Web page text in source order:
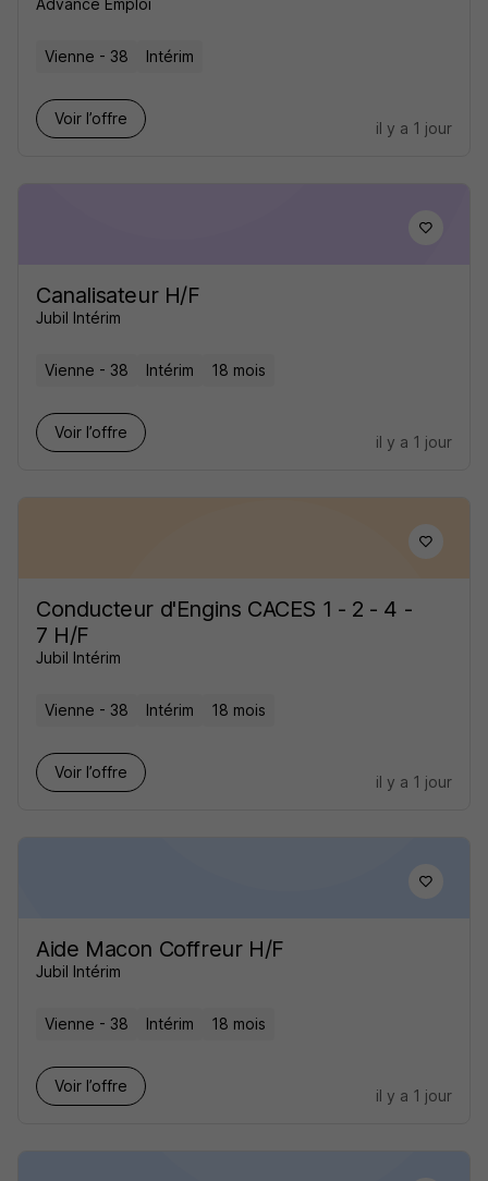
Advance Emploi
Vienne - 38 Intérim
Voir l’offre
il y a 1 jour
Canalisateur H/F
Jubil Intérim
Vienne - 38 Intérim 18 mois
Voir l’offre
il y a 1 jour
Conducteur d'Engins CACES 1 - 2 - 4 -
7 H/F
Jubil Intérim
Vienne - 38 Intérim 18 mois
Voir l’offre
il y a 1 jour
Aide Macon Coffreur H/F
Jubil Intérim
Vienne - 38 Intérim 18 mois
Voir l’offre
il y a 1 jour